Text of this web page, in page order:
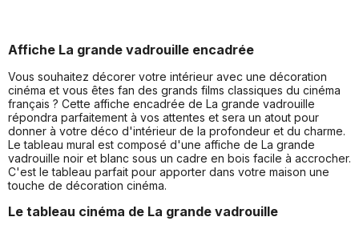
Affiche La grande vadrouille encadrée
Vous souhaitez décorer votre intérieur avec une décoration
cinéma et vous êtes fan des grands films classiques du cinéma
français ? Cette affiche encadrée de La grande vadrouille
répondra parfaitement à vos attentes et sera un atout pour
donner à votre déco d'intérieur de la profondeur et du charme.
Le tableau mural est composé d'une affiche de La grande
vadrouille noir et blanc sous un cadre en bois facile à accrocher.
C'est le tableau parfait pour apporter dans votre maison une
touche de décoration cinéma.
Le tableau cinéma de La grande vadrouille